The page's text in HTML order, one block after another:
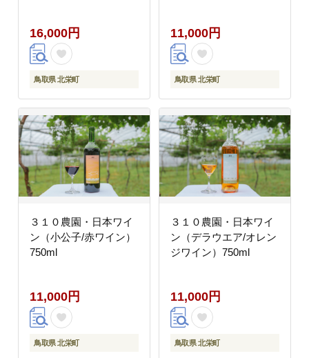
16,000円
鳥取県 北栄町
11,000円
鳥取県 北栄町
３１０農園・日本ワイ
ン（小公子/赤ワイン）
750ml
11,000円
鳥取県 北栄町
３１０農園・日本ワイ
ン（デラウエア/オレン
ジワイン）750ml
11,000円
鳥取県 北栄町